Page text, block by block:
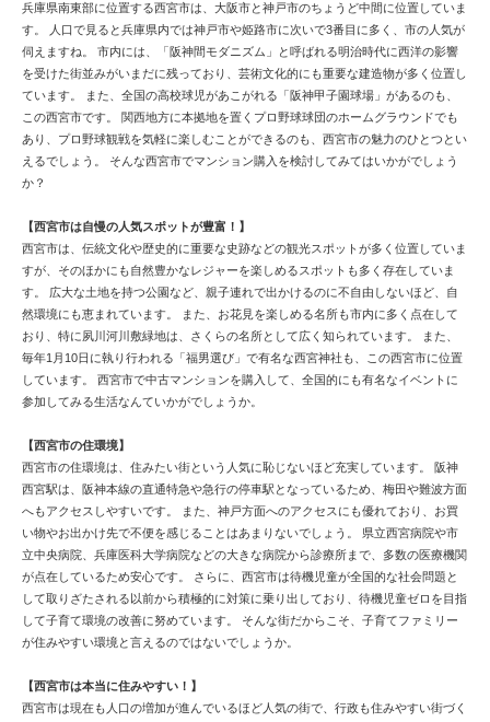
兵庫県南東部に位置する西宮市は、大阪市と神戸市のちょうど中間に位置していま
す。 人口で見ると兵庫県内では神戸市や姫路市に次いで3番目に多く、市の人気が
伺えますね。 市内には、「阪神間モダニズム」と呼ばれる明治時代に西洋の影響
を受けた街並みがいまだに残っており、芸術文化的にも重要な建造物が多く位置し
ています。 また、全国の高校球児があこがれる「阪神甲子園球場」があるのも、
この西宮市です。 関西地方に本拠地を置くプロ野球球団のホームグラウンドでも
あり、プロ野球観戦を気軽に楽しむことができるのも、西宮市の魅力のひとつとい
えるでしょう。 そんな西宮市でマンション購入を検討してみてはいかがでしょう
か？
【西宮市は自慢の人気スポットが豊富！】
西宮市は、伝統文化や歴史的に重要な史跡などの観光スポットが多く位置していま
すが、そのほかにも自然豊かなレジャーを楽しめるスポットも多く存在していま
す。 広大な土地を持つ公園など、親子連れで出かけるのに不自由しないほど、自
然環境にも恵まれています。 また、お花見を楽しめる名所も市内に多く点在して
おり、特に夙川河川敷緑地は、さくらの名所として広く知られています。 また、
毎年1月10日に執り行われる「福男選び」で有名な西宮神社も、この西宮市に位置
しています。 西宮市で中古マンションを購入して、全国的にも有名なイベントに
参加してみる生活なんていかがでしょうか。
【西宮市の住環境】
西宮市の住環境は、住みたい街という人気に恥じないほど充実しています。 阪神
西宮駅は、阪神本線の直通特急や急行の停車駅となっているため、梅田や難波方面
へもアクセスしやすいです。 また、神戸方面へのアクセスにも優れており、お買
い物やお出かけ先で不便を感じることはあまりないでしょう。 県立西宮病院や市
立中央病院、兵庫医科大学病院などの大きな病院から診療所まで、多数の医療機関
が点在しているため安心です。 さらに、西宮市は待機児童が全国的な社会問題と
して取りざたされる以前から積極的に対策に乗り出しており、待機児童ゼロを目指
して子育て環境の改善に努めています。 そんな街だからこそ、子育てファミリー
が住みやすい環境と言えるのではないでしょうか。
【西宮市は本当に住みやすい！】
西宮市は現在も人口の増加が進んでいるほど人気の街で、行政も住みやすい街づく